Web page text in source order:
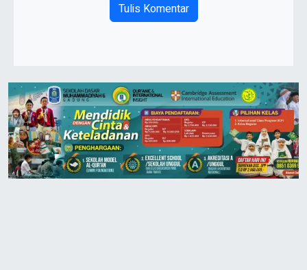
Tulis Komentar